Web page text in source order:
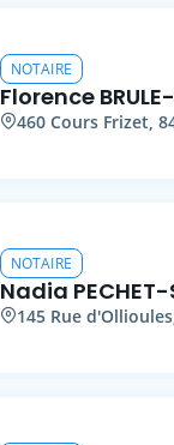
NOTAIRE
Florence
460 Cours Frizet,
NOTAIRE
Nadia PECHET-
145 Rue d'Ollioules